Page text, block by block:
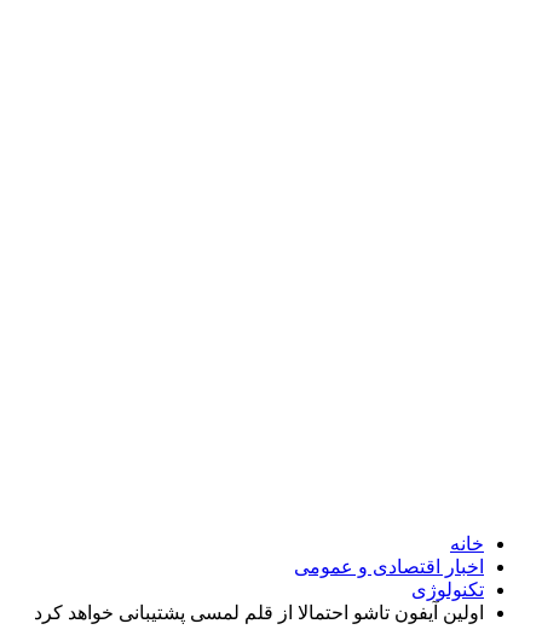
خانه
اخبار اقتصادی و عمومی
تکنولوژی
اولین آیفون تاشو احتمالا از قلم لمسی پشتیبانی خواهد کرد